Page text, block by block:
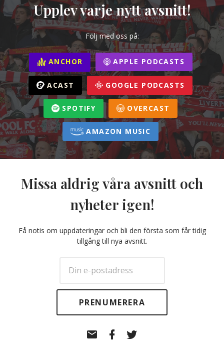
Upplev varje nytt avsnitt!
Följ med oss på:
ANCHOR APPLE PODCASTS
ACAST GOOGLE PODCASTS
SPOTIFY OVERCAST
AMAZON MUSIC
Missa aldrig våra avsnitt och
nyheter igen!
Få notis om uppdateringar och bli den första som får tidig
tillgång till nya avsnitt.
post
Facebook